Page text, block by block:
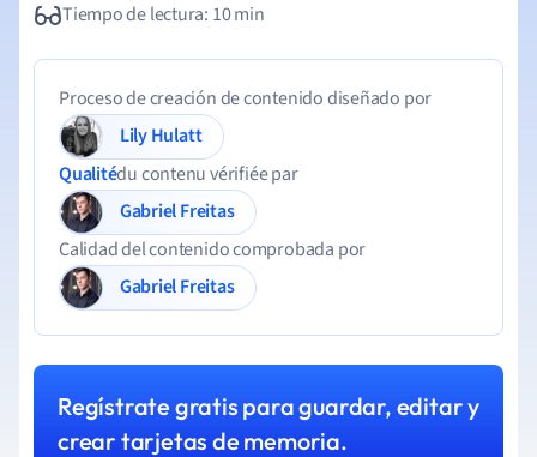
Tiempo de lectura: 10 min
Proceso de creación de contenido diseñado por
Lily Hulatt
Qualitédu contenu vérifiée par
Gabriel Freitas
Calidad del contenido comprobada por
Gabriel Freitas
Regístrate gratis para guardar, editar y
crear tarjetas de memoria.